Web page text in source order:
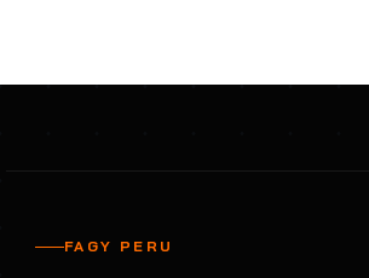
FAGY PERU